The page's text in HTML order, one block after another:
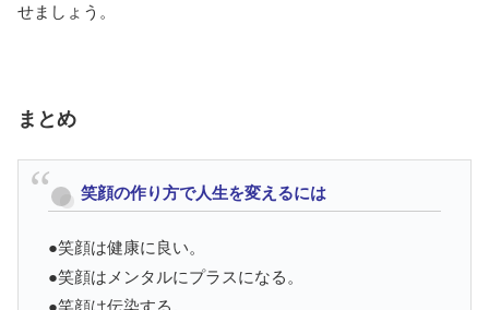
せましょう。
まとめ
笑顔の作り方で人生を変えるには
●笑顔は健康に良い。
●笑顔はメンタルにプラスになる。